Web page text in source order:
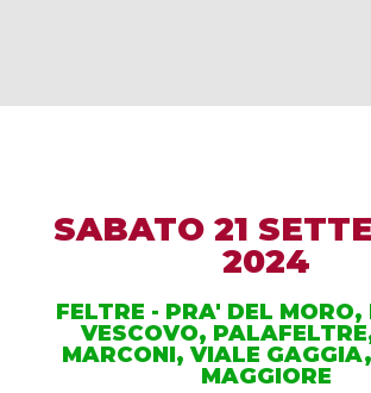
SABATO 21
2024
FELTRE - PRA' DEL MORO,
VESCOVO,
MARCONI, VIALE
MAGGIORE